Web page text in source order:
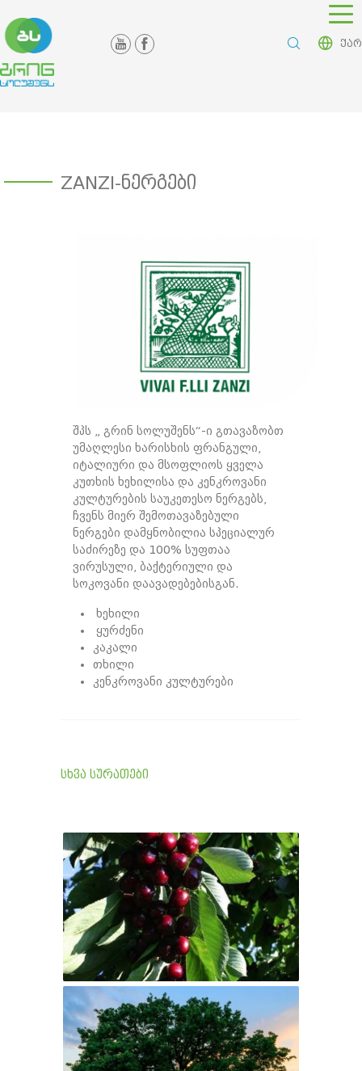
ქარ
ZANZI-ნერგები
შპს „ გრინ სოლუშენს“-ი გთავაზობთ
უმაღლესი ხარისხის ფრანგული,
იტალიური და მსოფლიოს ყველა
კუთხის ხეხილისა და კენკროვანი
კულტურების საუკეთესო ნერგებს,
ჩვენს მიერ შემოთავაზებული
ნერგები დამყნობილია სპეციალურ
საძირეზე და 100% სუფთაა
ვირუსული, ბაქტერიული და
სოკოვანი დაავადებებისგან.
ხეხილი
ყურძენი
კაკალი
თხილი
კენკროვანი კულტურები
სხვა სურათები